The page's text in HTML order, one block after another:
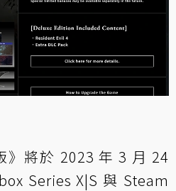
》將於 2023 年 3 月 24
Series X|S 與 Steam